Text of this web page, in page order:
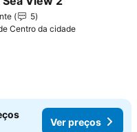
aos favoritos
5
Centro da cidade
Ver preços